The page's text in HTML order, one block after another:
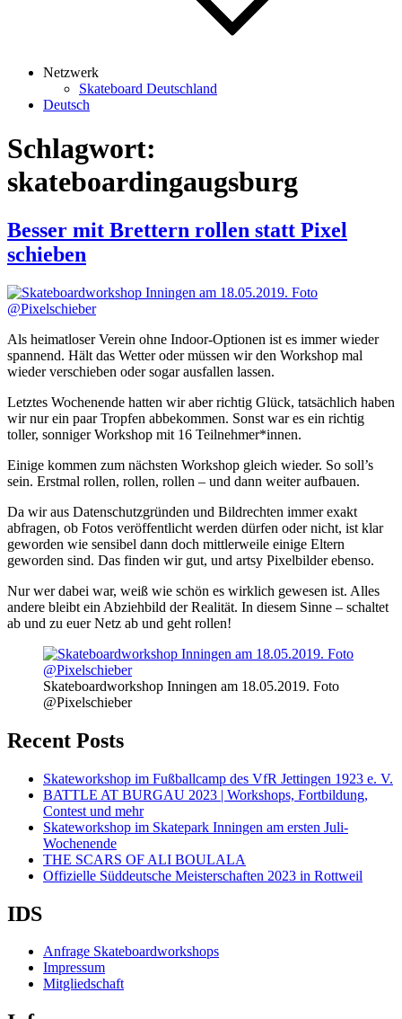
Netzwerk
Skateboard Deutschland
Deutsch
Schlagwort:
skateboardingaugsburg
Besser mit Brettern rollen statt Pixel
schieben
Als heimatloser Verein ohne Indoor-Optionen ist es immer wieder
spannend. Hält das Wetter oder müssen wir den Workshop mal
wieder verschieben oder sogar ausfallen lassen.
Letztes Wochenende hatten wir aber richtig Glück, tatsächlich haben
wir nur ein paar Tropfen abbekommen. Sonst war es ein richtig
toller, sonniger Workshop mit 16 Teilnehmer*innen.
Einige kommen zum nächsten Workshop gleich wieder. So soll’s
sein. Erstmal rollen, rollen, rollen – und dann weiter aufbauen.
Da wir aus Datenschutzgründen und Bildrechten immer exakt
abfragen, ob Fotos veröffentlicht werden dürfen oder nicht, ist klar
geworden wie sensibel dann doch mittlerweile einige Eltern
geworden sind. Das finden wir gut, und artsy Pixelbilder ebenso.
Nur wer dabei war, weiß wie schön es wirklich gewesen ist. Alles
andere bleibt ein Abziehbild der Realität. In diesem Sinne – schaltet
ab und zu euer Netz ab und geht rollen!
Skateboardworkshop Inningen am 18.05.2019. Foto
@Pixelschieber
Recent Posts
Skateworkshop im Fußballcamp des VfR Jettingen 1923 e. V.
BATTLE AT BURGAU 2023 | Workshops, Fortbildung,
Contest und mehr
Skateworkshop im Skatepark Inningen am ersten Juli-
Wochenende
THE SCARS OF ALI BOULALA
Offizielle Süddeutsche Meisterschaften 2023 in Rottweil
IDS
Anfrage Skateboardworkshops
Impressum
Mitgliedschaft